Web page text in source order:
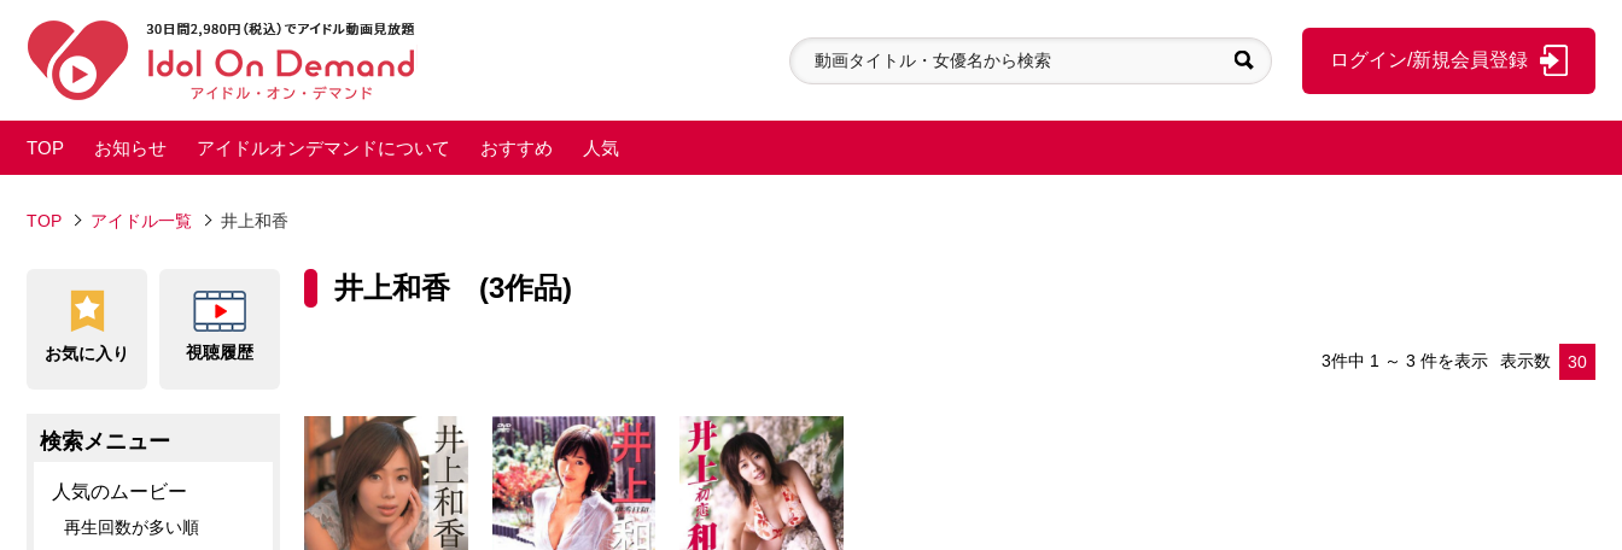
ログイン/新規会員登録
TOP お知らせ アイドルオンデマンドについて おすすめ 人気
TOP アイドル一覧 井上和香
お気に入り 視聴履歴
検索メニュー
人気のムービー
再生回数が多い順
井上和香 (3作品)
3件中 1 ～ 3 件を表示 表示数 30